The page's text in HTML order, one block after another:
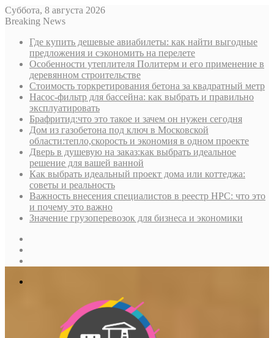
Суббота, 8 августа 2026
Breaking News
Где купить дешевые авиабилеты: как найти выгодные
предложения и сэкономить на перелете
Особенности утеплителя Политерм и его применение в
деревянном строительстве
Стоимость торкретирования бетона за квадратный метр
Насос-фильтр для бассейна: как выбрать и правильно
эксплуатировать
Брафритид:что это такое и зачем он нужен сегодня
Дом из газобетона под ключ в Московской
области:тепло,скорость и экономия в одном проекте
Дверь в душевую на заказ:как выбрать идеальное
решение для вашей ванной
Как выбрать идеальный проект дома или коттеджа:
советы и реальность
Важность внесения специалистов в реестр НРС: что это
и почему это важно
Значение грузоперевозок для бизнеса и экономики